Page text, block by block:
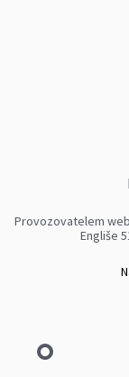
Provozovatelem
Engliše